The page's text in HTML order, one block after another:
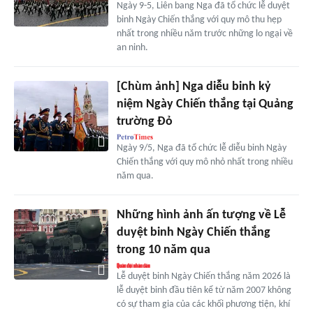
Ngày 9-5, Liên bang Nga đã tổ chức lễ duyệt
binh Ngày Chiến thắng với quy mô thu hẹp
nhất trong nhiều năm trước những lo ngại về
an ninh.
[Chùm ảnh] Nga diễu binh kỷ
niệm Ngày Chiến thắng tại Quảng
trường Đỏ
Ngày 9/5, Nga đã tổ chức lễ diễu binh Ngày
Chiến thắng với quy mô nhỏ nhất trong nhiều
năm qua.
Những hình ảnh ấn tượng về Lễ
duyệt binh Ngày Chiến thắng
trong 10 năm qua
Lễ duyệt binh Ngày Chiến thắng năm 2026 là
lễ duyệt binh đầu tiên kể từ năm 2007 không
có sự tham gia của các khối phương tiện, khí